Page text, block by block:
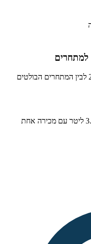
השוואת רמות הגימור של קרייזלר 300 2017 לבין המתחרים הבולטים
לקרייזלר 300 יש רמת גימור אחת לימיטד 3.6 ליטר עם מכירה אחת